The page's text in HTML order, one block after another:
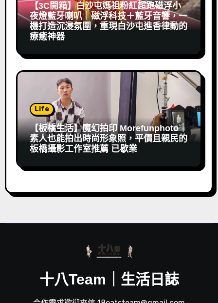
【3C開箱】白沙屯媽祖粉紅超跑磁浮小
夜燈藍牙喇叭｜磁浮科技＋藍牙音響，一
機打造沉浸氛圍，重現白沙屯進香律動的
療癒神器
Life
【板橋生活】魔幻拍印 Morefunphoto｜
素人也能拍出時尚形象照，平價且親民的
板橋攝影工作室推薦 已歇業
十八Team｜生活日誌